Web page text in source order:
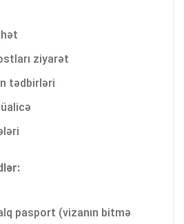
ziyarət
tədbirləri
pasport (vizanın bitmə